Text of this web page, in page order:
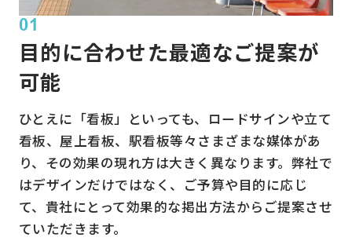
01
目的に合わせた最適なご提案が
可能
ひとえに「看板」といっても、ロードサインや立て
看板、屋上看板、駅看板等々さまざまな媒体があ
り、その効果の現れ方は大きく異なります。弊社で
はデザインだけではなく、ご予算や目的に応じ
て、貴社にとって効果的な掲出方法からご提案させ
ていただきます。